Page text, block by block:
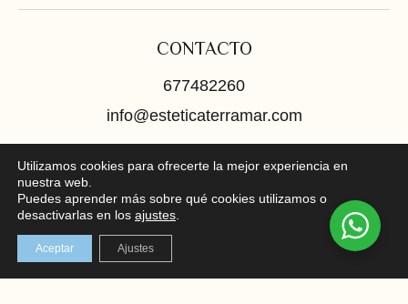
CONTACTO
677482260
info@esteticaterramar.com
LOCALIZACIÓN
C/ Mayor 102, bajo, Santa Pola
En el corazón de la Costa Blanca
REDES SOCIALES
Utilizamos cookies para ofrecerte la mejor experiencia en
nuestra web.
Puedes aprender más sobre qué cookies utilizamos o
desactivarlas en los ajustes
Aceptar Ajustes